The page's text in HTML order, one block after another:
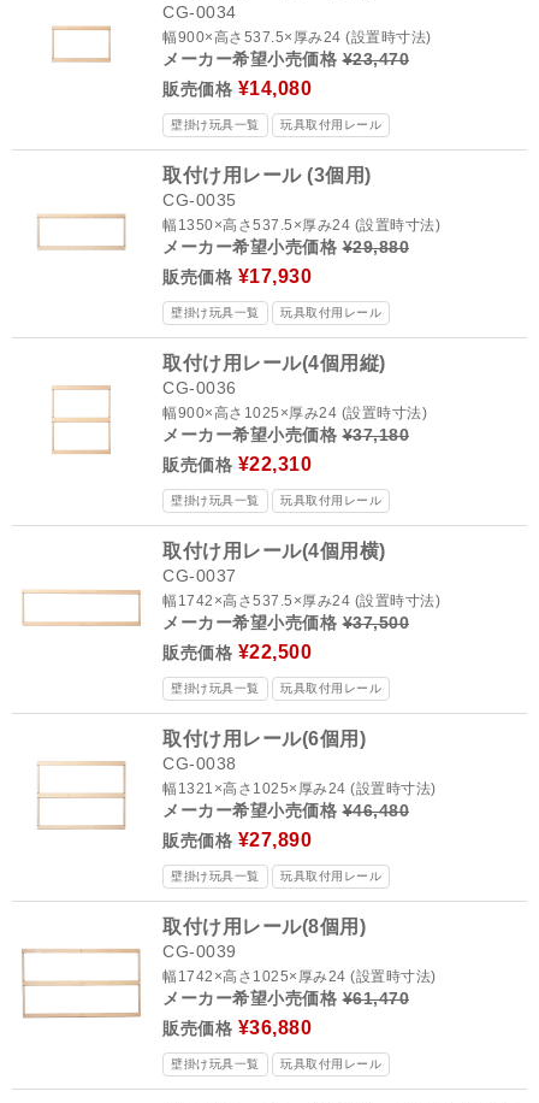
CG-0034
幅900×高さ537.5×厚み24 (設置時寸法)
メーカー希望小売価格¥23,470
販売価格 ¥14,080
壁掛け玩具一覧 玩具取付用レール
取付け用レール (3個用)
CG-0035
幅1350×高さ537.5×厚み24 (設置時寸法)
メーカー希望小売価格¥29,880
販売価格 ¥17,930
壁掛け玩具一覧 玩具取付用レール
取付け用レール(4個用縦)
CG-0036
幅900×高さ1025×厚み24 (設置時寸法)
メーカー希望小売価格¥37,180
販売価格 ¥22,310
壁掛け玩具一覧 玩具取付用レール
取付け用レール(4個用横)
CG-0037
幅1742×高さ537.5×厚み24 (設置時寸法)
メーカー希望小売価格¥37,500
販売価格 ¥22,500
壁掛け玩具一覧 玩具取付用レール
取付け用レール(6個用)
CG-0038
幅1321×高さ1025×厚み24 (設置時寸法)
メーカー希望小売価格¥46,480
販売価格 ¥27,890
壁掛け玩具一覧 玩具取付用レール
取付け用レール(8個用)
CG-0039
幅1742×高さ1025×厚み24 (設置時寸法)
メーカー希望小売価格¥61,470
販売価格 ¥36,880
壁掛け玩具一覧 玩具取付用レール